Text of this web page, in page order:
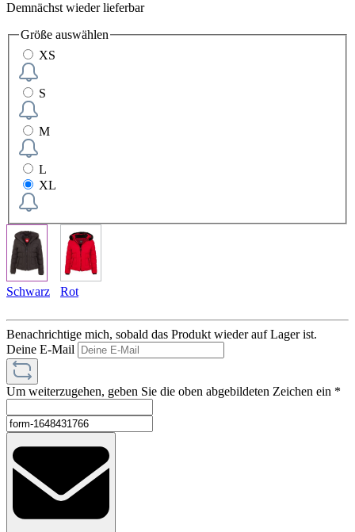
Demnächst wieder lieferbar
Größe auswählen
XS
S
M
L
XL
Schwarz Rot
Benachrichtige mich, sobald das Produkt wieder auf Lager ist.
Deine E-Mail
Um weiterzugehen, geben Sie die oben abgebildeten Zeichen ein *